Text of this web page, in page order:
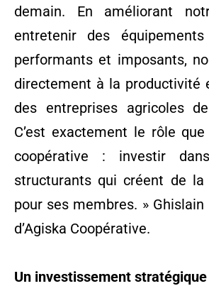
demain. En améliorant
entretenir des
performants et imposants,
directement à la productivité
des entreprises agricoles
C’est exactement le rôle
coopérative : investir
structurants qui créent de la
pour ses membres. » Ghislain
d’Agiska Coopérative.
Un investissement